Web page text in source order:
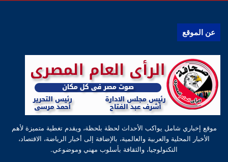
عن الموقع
موقع إخباري شامل يواكب الأحداث لحظة بلحظة، ويقدم تغطية متميزة لأهم
الأخبار المحلية والعربية والعالمية، بالإضافة إلى أخبار الرياضة، الاقتصاد،
التكنولوجيا، والثقافة بأسلوب مهني وموضوعي.